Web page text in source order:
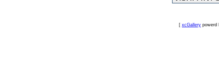
[ xcGallery